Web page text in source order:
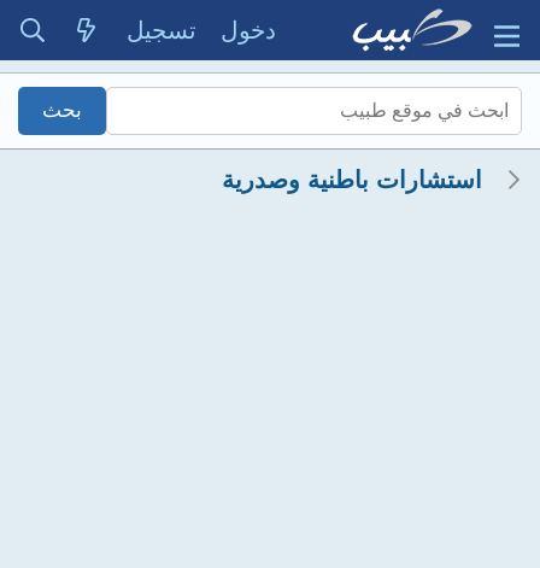
دخول تسجيل
استشارات باطنية وصدرية